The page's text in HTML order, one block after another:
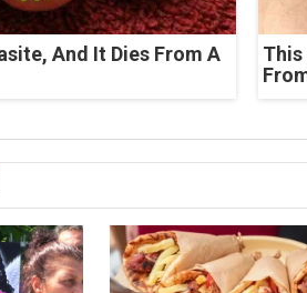
And It Dies From A
This